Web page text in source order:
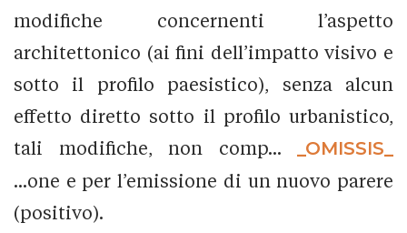
modifiche concernenti l’aspetto
architettonico (ai fini dell’impatto visivo e
sotto il profilo paesistico), senza alcun
effetto diretto sotto il profilo urbanistico,
tali modifiche, non comp...
_OMISSIS_
...one e per l’emissione di un nuovo parere
(positivo).